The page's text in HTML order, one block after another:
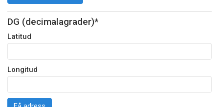
DG (decimalagrader)*
Latitud
Longitud